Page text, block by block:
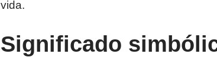
vida.
Significado